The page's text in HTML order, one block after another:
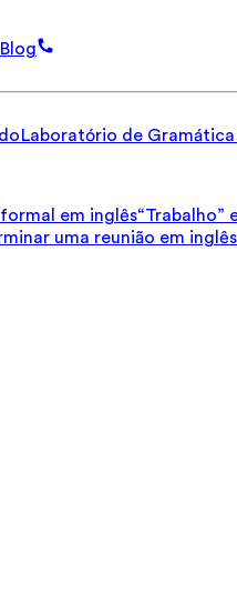
Blog
Laboratório de Gramática
em inglês“Trabalho”
uma reunião em inglês